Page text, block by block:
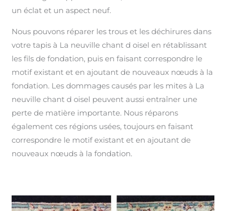
un éclat et un aspect neuf.
Nous pouvons réparer les trous et les déchirures dans
votre tapis à La neuville chant d oisel en rétablissant
les fils de fondation, puis en faisant correspondre le
motif existant et en ajoutant de nouveaux nœuds à la
fondation. Les dommages causés par les mites à La
neuville chant d oisel peuvent aussi entraîner une
perte de matière importante. Nous réparons
également ces régions usées, toujours en faisant
correspondre le motif existant et en ajoutant de
nouveaux nœuds à la fondation.